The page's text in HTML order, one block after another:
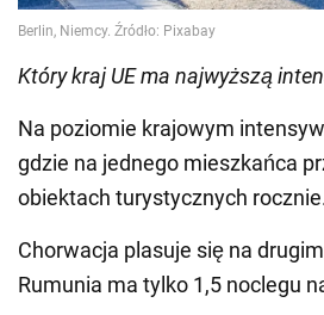
Który kraj UE ma najwyższą
Na poziomie krajowym
gdzie na jednego mieszkańca
obiektach turystycznych
Chorwacja plasuje się na
Rumunia ma tylko 1,5 noclegu